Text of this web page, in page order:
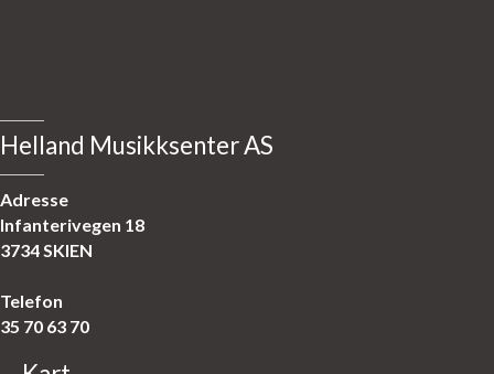
Helland Musikksenter AS
Adresse
Infanterivegen 18
3734 SKIEN
Telefon
35 70 63 70